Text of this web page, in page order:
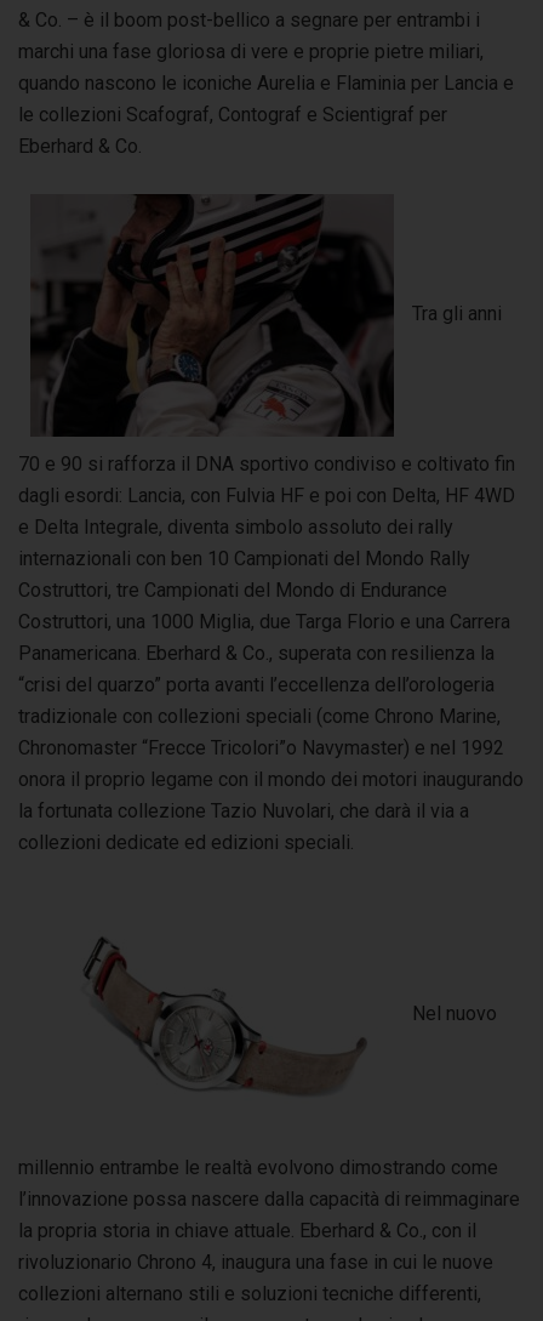
& Co. – è il boom post-bellico a segnare per entrambi i
marchi una fase gloriosa di vere e proprie pietre miliari,
quando nascono le iconiche Aurelia e Flaminia per Lancia e
le collezioni Scafograf, Contograf e Scientigraf per
Eberhard & Co.
Tra gli anni
70 e 90 si rafforza il DNA sportivo condiviso e coltivato fin
dagli esordi: Lancia, con Fulvia HF e poi con Delta, HF 4WD
e Delta Integrale, diventa simbolo assoluto dei rally
internazionali con ben 10 Campionati del Mondo Rally
Costruttori, tre Campionati del Mondo di Endurance
Costruttori, una 1000 Miglia, due Targa Florio e una Carrera
Panamericana. Eberhard & Co., superata con resilienza la
“crisi del quarzo” porta avanti l’eccellenza dell’orologeria
tradizionale con collezioni speciali (come Chrono Marine,
Chronomaster “Frecce Tricolori”o Navymaster) e nel 1992
onora il proprio legame con il mondo dei motori inaugurando
la fortunata collezione Tazio Nuvolari, che darà il via a
collezioni dedicate ed edizioni speciali.
Nel nuovo
millennio entrambe le realtà evolvono dimostrando come
l’innovazione possa nascere dalla capacità di reimmaginare
la propria storia in chiave attuale. Eberhard & Co., con il
rivoluzionario Chrono 4, inaugura una fase in cui le nuove
collezioni alternano stili e soluzioni tecniche differenti,